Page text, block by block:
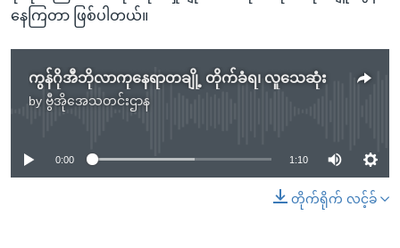
နေကြတာ ဖြစ်ပါတယ်။
ကွန်ဂိုအီဘိုလာကုနေရာတချို့ တိုက်ခံရ၊ လူသေဆုံး
by ဗွီအိုအေသတင်းဌာန
No media source currently available
0:00 1:10
တိုက်ရိုက် လင့်ခ်